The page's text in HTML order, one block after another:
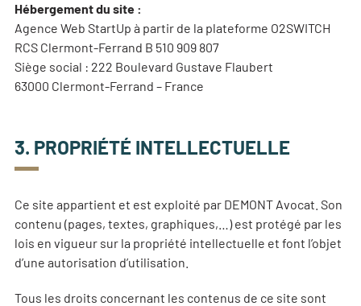
Hébergement du site :
Agence Web StartUp à partir de la plateforme O2SWITCH
RCS Clermont-Ferrand B 510 909 807
Siège social : 222 Boulevard Gustave Flaubert
63000 Clermont-Ferrand – France
3. PROPRIÉTÉ INTELLECTUELLE
Ce site appartient et est exploité par DEMONT Avocat. Son
contenu (pages, textes, graphiques,…) est protégé par les
lois en vigueur sur la propriété intellectuelle et font l’objet
d’une autorisation d’utilisation.
Tous les droits concernant les contenus de ce site sont